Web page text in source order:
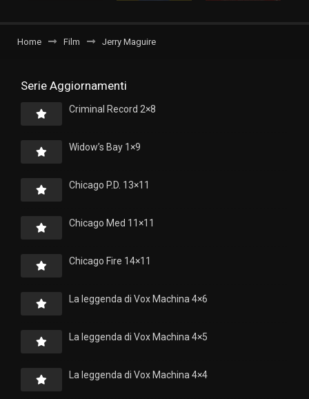
Home Film Jerry Maguire
Serie Aggiornamenti
Criminal Record 2×8
Widow’s Bay 1×9
Chicago P.D. 13×11
Chicago Med 11×11
Chicago Fire 14×11
La leggenda di Vox Machina 4×6
La leggenda di Vox Machina 4×5
La leggenda di Vox Machina 4×4